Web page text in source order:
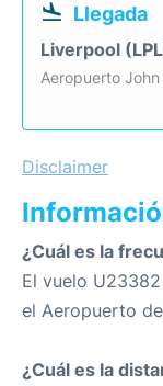
Llegada
Liverpool
Aeropuerto
Disclaimer
¿Cuál es la
El vuelo
el Aeropuerto
¿Cuál es la